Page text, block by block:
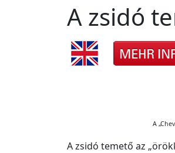
A zsidó
A
A zsidó temető az